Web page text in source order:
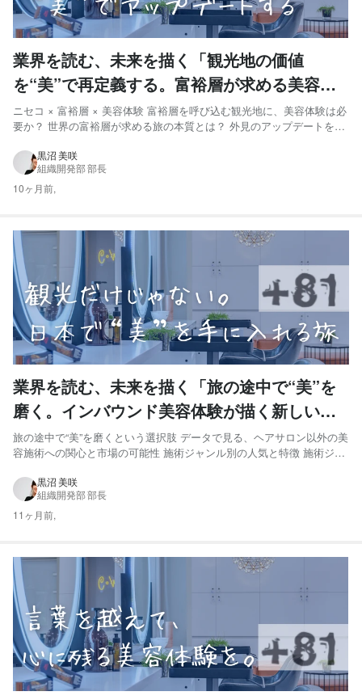
業界を読む、未来を描く「観光地の価値
を“美”で再定義する。富裕層が求める美容体
験とは」
ニセコ × 富裕層 × 美容体験 富裕層を呼び込む観光地に、美容体験は必
要か？ 世界の富裕層が求める旅の本質とは？ 外見のアップデートを求
は、富裕層の旅にも必要 ミライへの問いかけ ニセコ × 富裕層 × 美容
体験 富裕層を呼び込む観光地に、美容...
黒沼 美咲
組織開発部 部長
10ヶ月前,
業界を読む、未来を描く「旅の途中で“美”を
磨く。インバウンド美容体験が描く新しい訪
日旅行のカタチ」
旅の途中で“美”を磨くという選択肢 データで見る、ヘアサロン以外の美
容施術への関心と市場の可能性 施術ジャンル別の人気と特徴 施術ジャ
の事例に見る、観光の光と影 美容業界におけるオーバーツーリズムの
可能性 持続可能な美容インバウンドのあり方とは？...
黒沼 美咲
組織開発部 部長
11ヶ月前,